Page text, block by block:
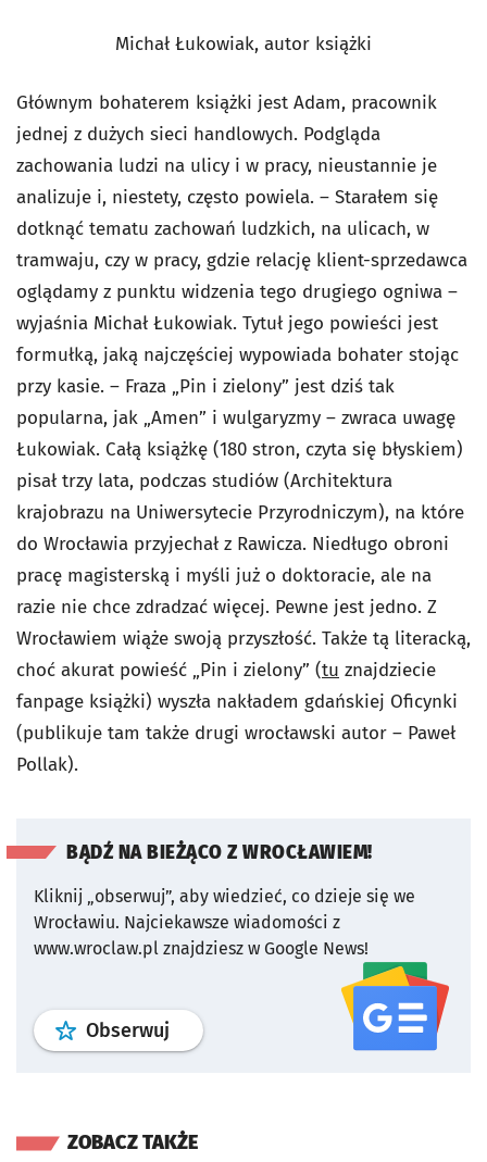
Michał Łukowiak, autor książki
Głównym bohaterem książki jest Adam, pracownik
jednej z dużych sieci handlowych. Podgląda
zachowania ludzi na ulicy i w pracy, nieustannie je
analizuje i, niestety, często powiela. – Starałem się
dotknąć tematu zachowań ludzkich, na ulicach, w
tramwaju, czy w pracy, gdzie relację klient-sprzedawca
oglądamy z punktu widzenia tego drugiego ogniwa –
wyjaśnia Michał Łukowiak. Tytuł jego powieści jest
formułką, jaką najczęściej wypowiada bohater stojąc
przy kasie. – Fraza „Pin i zielony” jest dziś tak
popularna, jak „Amen” i wulgaryzmy – zwraca uwagę
Łukowiak. Całą książkę (180 stron, czyta się błyskiem)
pisał trzy lata, podczas studiów (Architektura
krajobrazu na Uniwersytecie Przyrodniczym), na które
do Wrocławia przyjechał z Rawicza. Niedługo obroni
pracę magisterską i myśli już o doktoracie, ale na
razie nie chce zdradzać więcej. Pewne jest jedno. Z
Wrocławiem wiąże swoją przyszłość. Także tą literacką,
choć akurat powieść „Pin i zielony” (tu znajdziecie
fanpage książki) wyszła nakładem gdańskiej Oficynki
(publikuje tam także drugi wrocławski autor – Paweł
Pollak).
BĄDŹ NA BIEŻĄCO Z WROCŁAWIEM!
Kliknij „obserwuj”, aby wiedzieć, co dzieje się we
Wrocławiu. Najciekawsze wiadomości z
www.wroclaw.pl znajdziesz w Google News!
Obserwuj profil serwisu
ZOBACZ TAKŻE